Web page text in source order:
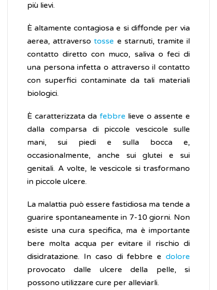
più lievi.
È altamente contagiosa e si diffonde per via
aerea, attraversotosse e starnuti, tramite il
contatto diretto con muco, saliva o feci di
una persona infetta o attraverso il contatto
con superfici contaminate da tali materiali
biologici.
È caratterizzata da febbre lieve o assente e
dalla comparsa di piccole vescicole sulle
mani, sui piedi e sulla bocca e,
occasionalmente, anche sui glutei e sui
genitali. A volte, le vescicole si trasformano
in piccole ulcere.
La malattia può essere fastidiosa ma tende a
guarire spontaneamente in 7-10 giorni. Non
esiste una cura specifica, ma è importante
bere molta acqua per evitare il rischio di
disidratazione. In caso di febbre e dolore
provocato dalle ulcere della pelle, si
possono utilizzare cure per alleviarli.